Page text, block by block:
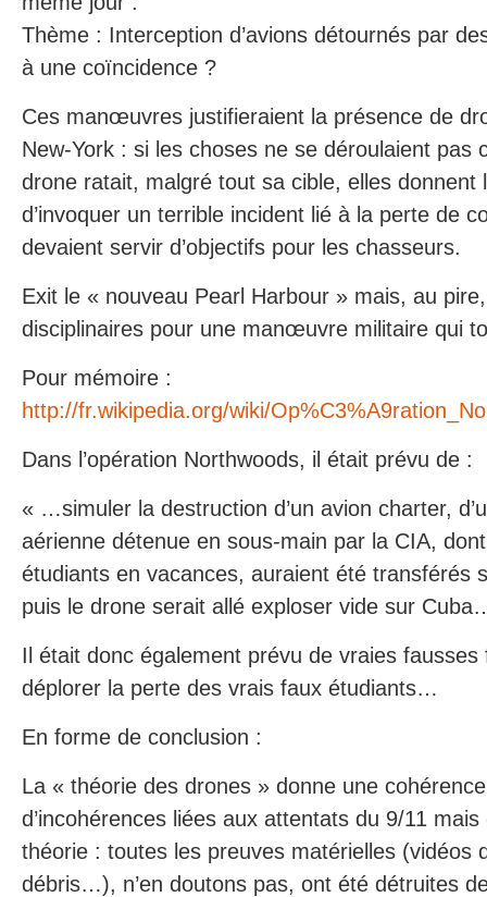
Thème : Interception d’avions détournés par
à une coïncidence ?
Ces manœuvres justifieraient la présence de
New-York : si les choses ne se déroulaient pas
drone ratait, malgré tout sa cible, elles donnent
d’invoquer un terrible incident lié à la perte de
devaient servir d’objectifs pour les chasseurs.
Exit le « nouveau Pearl Harbour » mais, au
disciplinaires pour une manœuvre militaire qui
Pour mémoire :
http://fr.wikipedia.org/wiki/
Dans l’opération Northwoods, il était prévu de :
« …simuler la destruction d’un avion charter,
aérienne détenue en sous-main par la CIA,
étudiants en vacances, auraient été transférés
puis le drone serait allé exploser vide sur
Il était donc également prévu de vraies
déplorer la perte des vrais faux étudiants…
En forme de conclusion :
La « théorie des drones » donne une
d’incohérences liées aux attentats du 9/11
théorie : toutes les preuves matérielles (vidéos
débris…), n’en doutons pas, ont été détruites